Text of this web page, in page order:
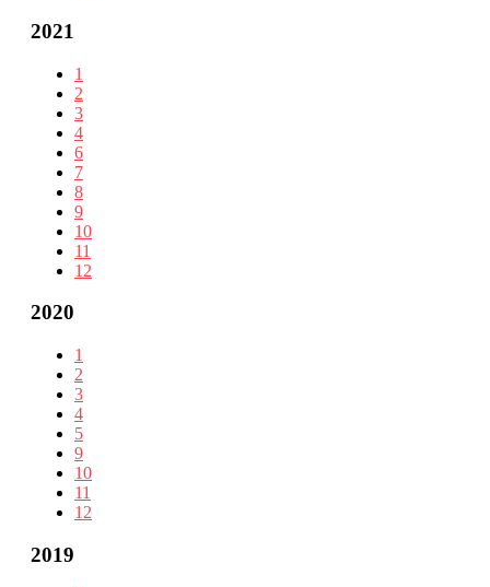
2021
1
2
3
4
6
7
8
9
10
11
12
2020
1
2
3
4
5
9
10
11
12
2019